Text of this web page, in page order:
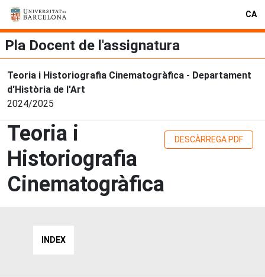
CA
Pla Docent de l'assignatura
Teoria i Historiografia Cinematogràfica - Departament
d'Història de l'Art
2024/2025
Teoria i
Historiografia
Cinematogràfica
DESCÀRREGA PDF
INDEX